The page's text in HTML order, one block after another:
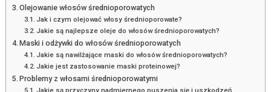
Olejowanie włosów średnioporowatych
Jak i czym olejować włosy średnioporowate?
Jakie są najlepsze oleje do włosów średnioporowatych?
Maski i odżywki do włosów średnioporowatych
Jakie są nawilżające maski do włosów średnioporowatych?
Jakie jest zastosowanie maski proteinowej?
Problemy z włosami średnioporowatymi
Jakie są przyczyny nadmiernego puszenia się i uszkodzeń